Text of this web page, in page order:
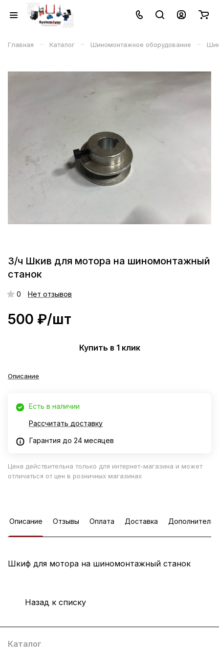
Главная – Каталог – Шиномонтажное оборудование –
З/ч Шкив для мотора на шиномонтажный
станок
0 Нет отзывов
500 ₽/шт
Купить в 1 клик
Описание
Есть в наличии
Рассчитать доставку
Гарантия до 24 месяцев
Цена действительна только для интернет-магазина и может
отличаться от цен в розничных магазинах
Описание Отзывы Оплата Доставка
Шкиф для мотора на шиномонтажный станок
Назад к списку
Каталог